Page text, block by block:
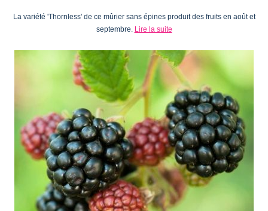
La variété 'Thornless' de ce mûrier sans épines produit des fruits en août et
septembre. Lire la suite